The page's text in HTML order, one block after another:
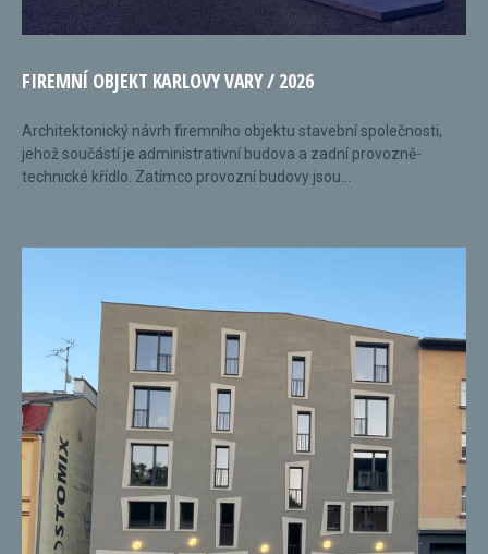
FIREMNÍ OBJEKT KARLOVY VARY / 2026
Architektonický návrh firemního objektu stavební společnosti,
jehož součástí je administrativní budova a zadní provozně-
technické křídlo. Zatímco provozní budovy jsou...